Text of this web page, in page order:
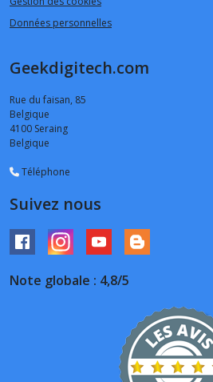
Données personnelles
Geekdigitech.com
Rue du faisan, 85
Belgique
4100 Seraing
Belgique
Téléphone
Suivez nous
Note globale : 4,8/5